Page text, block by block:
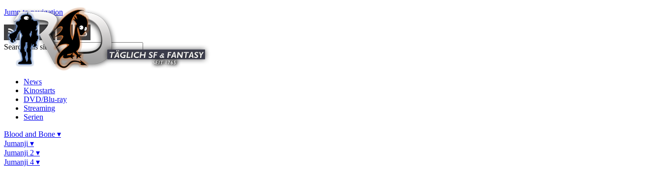
Jump to navigation
Search this site
News
Kinostarts
DVD/Blu-ray
Streaming
Serien
Blood and Bone ▾
Jumanji ▾
Jumanji 2 ▾
Jumanji 4 ▾